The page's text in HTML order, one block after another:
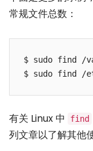
常规文件总数：
$ sudo find
有关 Linux 中 find
列文章以了解其他